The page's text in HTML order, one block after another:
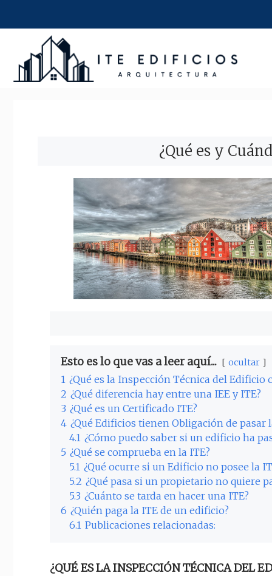
contenido
¿Qué es y
Esto es lo que vas a leer aquí... ocultar
1 ¿Qué es la Inspección Técnica del Edificio
2 ¿Qué diferencia hay entre una IEE y ITE?
3 ¿Qué es un Certificado ITE?
4 ¿Qué Edificios tienen Obligación de pasar
4.1 ¿Cómo puedo saber si un edificio ha
5 ¿Qué se comprueba en la ITE?
5.1 ¿Qué ocurre si un Edificio no posee la
5.2 ¿Qué pasa si un propietario no quiere
5.3 ¿Cuánto se tarda en hacer una ITE?
6 ¿Quién paga la ITE de un edificio?
6.1 Publicaciones relacionadas:
¿QUÉ ES LA INSPECCIÓN TÉCNICA DEL